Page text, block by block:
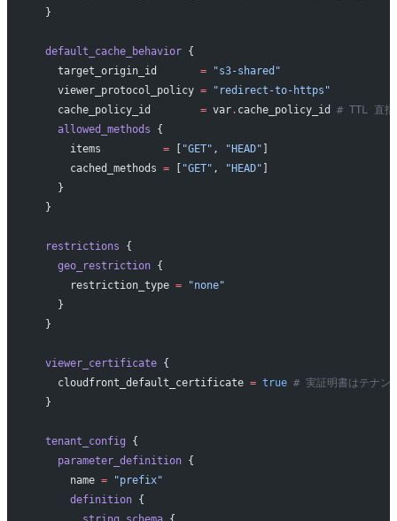
  }
  default_cache_behavior
{
    target_origin_id
       =
"s3-shared"
    viewer_protocol_policy
= "redirect-to-https"
    cache_policy_id
        =
var. cache_policy_id # TTL 直指
    allowed_methods
{
      items
          =
[ "GET" , "HEAD"
      cached_methods
= [ "GET" , "HEAD"
    }
  }
  restrictions
{
    geo_restriction
{
      restriction_type
= "none"
    }
  }
  viewer_certificate
{
    cloudfront_default_certificate
= true # 実証明書はテナン
  }
  tenant_config
{
    parameter_definition
{
      name
= "prefix"
      definition
{